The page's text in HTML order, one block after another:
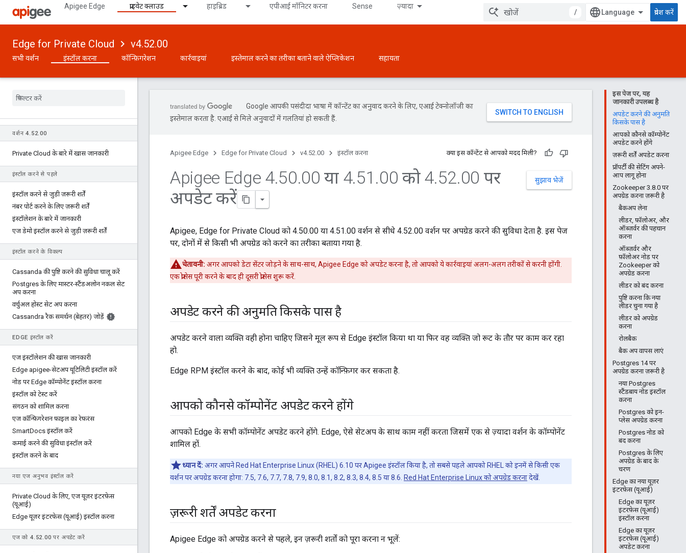
Apigee Edge प्राइवेट क्लाउड हाइब्रिड एपीआई मॉनिटर करना Sense ज़्यादा
/ प्रवेश करें
Edge for Private Cloud v4.52.00
सभी वर्शन इंस्टॉल करना कॉन्फ़िगरेशन कार्रवाइयां इस्तेमाल करने का तरीका बताने वाले ऐप्लिकेशन सहायता
वर्शन 4. 52.00
Private Cloud के बारे में खास जानकारी
इंस्टॉल करने से पहले
इंस्टॉल करने से जुड़ी ज़रूरी शर्तें
नंबर पोर्ट करने के लिए ज़रूरी शर्तें
इंस्टॉलेशन के बारे में जानकारी
एज डेमो इंस्टॉल करने से जुड़ी ज़रूरी शर्तें
इंस्टॉल करने के विकल्प
Cassanda की पुष्टि करने की सुविधा चालू करें
Postgres के लिए मास्टर-स्टैंडअलोन नकल सेट
अप करना
वर्चुअल होस्ट सेट अप करना
Cassandra रैक समर्थन (बेहतर) जोड़ें
EDGE इंस्टॉल करें
एज इंस्टॉलेशन की खास जानकारी
Edge apigee-सेटअप यूटिलिटी इंस्टॉल करें
नोड पर Edge कॉम्पोनेंट इंस्टॉल करना
इंस्टॉल को टेस्ट करें
संगठन को शामिल करना
एज कॉन्फ़िगरेशन फ़ाइल का रेफ़रंस
SmartDocs इंस्टॉल करें
कमाई करने की सुविधा इंस्टॉल करें
इंस्टॉल करने के बाद
नया एज अनुभव इंस्टॉल करें
Private Cloud के लिए, एज यूज़र इंटरफ़ेस
(यूआई)
Edge यूज़र इंटरफ़ेस (यूआई) इंस्टॉल करना
एज को 4. 52.00 पर अपडेट करें
इस पेज पर, यह
जानकारी उपलब्ध है
अपडेट करने की अनुमति
किसके पास है
आपको कौनसे कॉम्पोनेंट
अपडेट करने होंगे
ज़रूरी शर्तें अपडेट करना
प्रॉपर्टी की सेटिंग अपने-
आप लागू होना
Zookeeper 3.8.0 पर
अपग्रेड करना ज़रूरी है
बैकअप लेना
लीडर, फ़ॉलोअर, और
ऑब्ज़र्वर की पहचान
करना
ऑब्ज़र्वर और
फ़ॉलोअर नोड पर
Zookeeper को
अपग्रेड करना
लीडर को बंद करना
पुष्टि करना कि नया
लीडर चुना गया है
लीडर को अपग्रेड
करना
रोलबैक
बैक अप वापस लाएं
Postgres 14 पर
अपग्रेड करना ज़रूरी है
नया Postgres
स्टैंडबाय नोड इंस्टॉल
करना
Postgres को इन-
प्लेस अपग्रेड करना
Postgres नोड को
बंद करना
Postgres के लिए
अपग्रेड के बाद के
चरण
Edge का नया यूज़र
इंटरफ़ेस (यूआई)
Edge का यूज़र
इंटरफ़ेस (यूआई)
इंस्टॉल करना
Edge का यूज़र
इंटरफ़ेस (यूआई)
अपडेट करना
Google आपकी पसंदीदा भाषा में कॉन्टेंट का अनुवाद करने के लिए, एआई टेक्नोलॉजी का
इस्तेमाल करता है. एआई से मिले अनुवादों में गलतियां हो सकती हैं.
Apigee Edge Edge for Private Cloud v4.52.00 इंस्टॉल करना क्या इस कॉन्टेंट से आपको मदद मिली?
सुझाव भेजें
Apigee Edge 4.50.00 या 4.51 .00 को 4.52.00 पर
अपडेट करें
Apigee, Edge for Private Cloud को 4.50.00 या 4.51.00 वर्शन से सीधे 4.52.00 वर्शन पर अपग्रेड करने की सुविधा देता है. इस पेज
पर, दोनों में से किसी भी अपग्रेड को करने का तरीका बताया गया है.
चेतावनी: अगर आपको डेटा सेंटर जोड़ने के साथ-साथ, Apigee Edge को अपडेट करना है, तो आपको ये कार्रवाइयां अलग-अलग तरीकों से करनी होंगी.
एक प्रोसेस पूरी करने के बाद ही दूसरी प्रोसेस शुरू करें.
अपडेट करने की अनुमति किसके पास है
अपडेट करने वाला व्यक्ति वही होना चाहिए जिसने मूल रूप से Edge इंस्टॉल किया था या फिर वह व्यक्ति जो रूट के तौर पर काम कर रहा
हो.
Edge RPM इंस्टॉल करने के बाद, कोई भी व्यक्ति उन्हें कॉन्फ़िगर कर सकता है.
आपको कौनसे कॉम्पोनेंट अपडेट करने होंगे
आपको Edge के सभी कॉम्पोनेंट अपडेट करने होंगे. Edge, ऐसे सेटअप के साथ काम नहीं करता जिसमें एक से ज़्यादा वर्शन के कॉम्पोनेंट
शामिल हों.
ध्यान दें: अगर आपने Red Hat Enterprise Linux (RHEL) 6.10 पर Apigee इंस्टॉल किया है, तो सबसे पहले आपको RHEL को इनमें से किसी एक
वर्शन पर अपग्रेड करना होगा: 7.5, 7.6, 7.7, 7.8, 7.9, 8.0, 8.1, 8.2, 8.3, 8.4, 8.5 या 8.6. Red Hat Enterprise Linux को अपग्रेड करनादेखें.
ज़रूरी शर्तें अपडेट करना
Apigee Edge को अपग्रेड करने से पहले, इन ज़रूरी शर्तों को पूरा करना न भूलें: